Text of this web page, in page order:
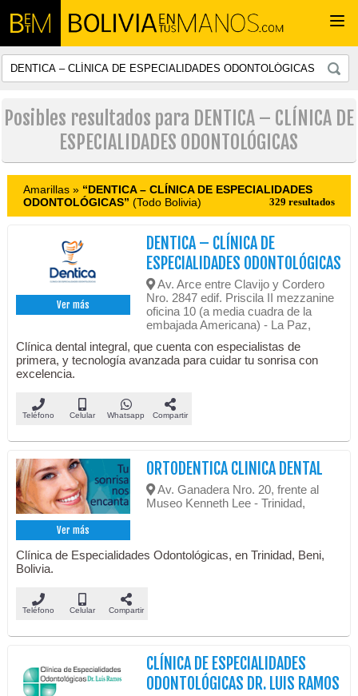
Posibles resultados para DENTICA – CLÍNICA DE
ESPECIALIDADES ODONTOLÓGICAS
Amarillas » “DENTICA – CLÍNICA DE ESPECIALIDADES
ODONTOLÓGICAS” (Todo Bolivia) 329 resultados
Ver más
DENTICA – CLÍNICA DE
ESPECIALIDADES ODONTOLÓGICAS
Av. Arce entre Clavijo y Cordero
Nro. 2847 edif. Priscila II mezzanine
oficina 10 (a media cuadra de la
embajada Americana) - La Paz,
Clínica dental integral, que cuenta con especialistas de
primera, y tecnología avanzada para cuidar tu sonrisa con
excelencia.
Teléfono Celular Whatsapp Compartir
Ver más
ORTODENTICA CLINICA DENTAL
Av. Ganadera Nro. 20, frente al
Museo Kenneth Lee - Trinidad,
Clínica de Especialidades Odontológicas, en Trinidad, Beni,
Bolivia.
Teléfono Celular Compartir
CLÍNICA DE ESPECIALIDADES
ODONTOLÓGICAS DR. LUIS RAMOS